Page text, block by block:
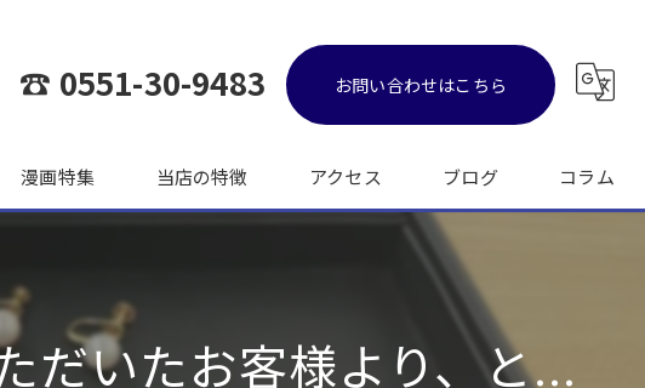
☎ 0551-30-9483 お問い合わせはこちら
漫画特集 当店の特徴 アクセス ブログ コラム
だいたお客様より、と...